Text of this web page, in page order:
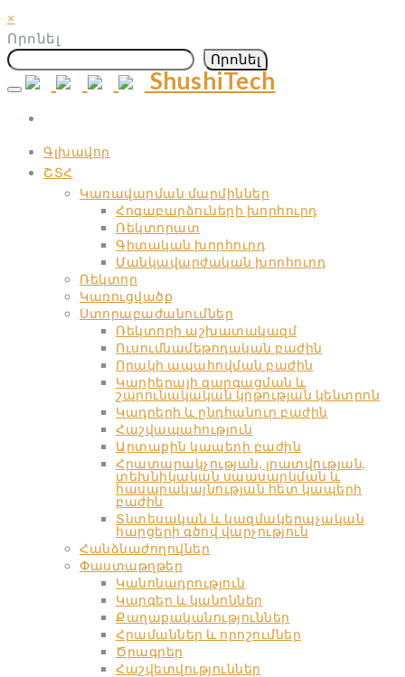
×
Որոնել
Որոնել
Skip
content
ShushiTech
Գլխավոր
ՇՏՀ
Կառավարման մարմիններ
Հոգաբարձուների խորհուրդ
Ռեկտորատ
Գիտական ​​խորհուրդ
Մանկավարժական ​​խորհուրդ
Ռեկտոր
Կառուցվածք
Ստորաբաժանումներ
Ռեկտորի աշխատակազմ
Ուսումնամեթոդական բաժին
Որակի ապահովման բաժին
Կարիերայի զարգացման և
շարունակական կրթության կենտրոն
Կադրերի և ընդհանուր բաժին
Հաշվապահություն
Արտաքին կապերի բաժին
Հրատարակչության, լրատվության,
տեխնիկական սպասարկման և
հասարակայնության հետ կապերի
բաժին
Տնտեսական և կազմակերպչական
հարցերի գծով վարչություն
Հանձնաժողովներ
Փաստաթղթեր
Կանոնադրություն
Կարգեր և կանոններ
Քաղաքականություններ
Հրամաններ և որոշումներ
Ծրագրեր
Հաշվետվություններ